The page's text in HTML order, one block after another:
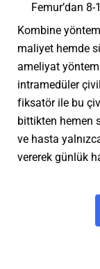
Femur’dan 8-
Kombine
maliyet hemde
ameliyat
intramedüler
fiksatör ile bu
bittikten hemen
ve hasta
vererek günlük